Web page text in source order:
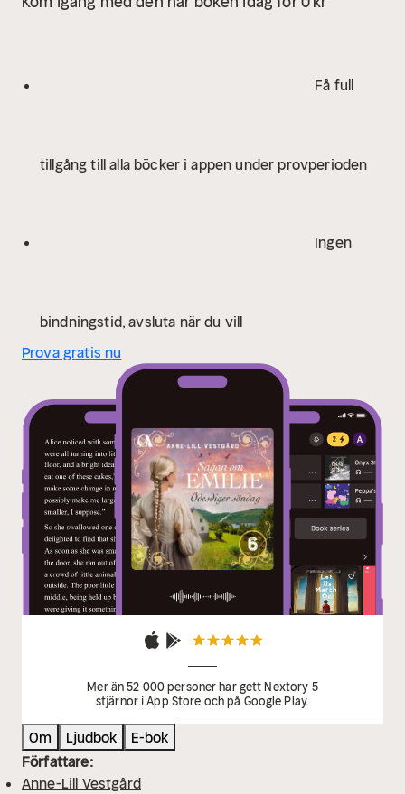
Få full
tillgång till alla böcker i appen under provperioden
Ingen
bindningstid, avsluta när du vill
Prova gratis nu
Mer än 52 000 personer har gett Nextory 5
stjärnor i App Store och på Google Play.
Om Ljudbok
E-bok
Författare:
Anne-Lill Vestgård